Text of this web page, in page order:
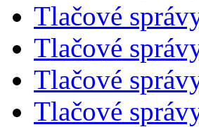
Tlačové
Tlačové
Tlačové
Tlačové